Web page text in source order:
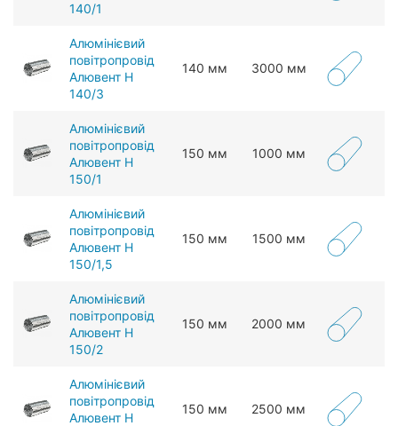
140/1
Алюмінієвий
повітропровід
Алювент Н
140/3
140 мм 3000 мм
Алюмінієвий
повітропровід
Алювент Н
150/1
150 мм 1000 мм
Алюмінієвий
повітропровід
Алювент Н
150/1,5
150 мм 1500 мм
Алюмінієвий
повітропровід
Алювент Н
150/2
150 мм 2000 мм
Алюмінієвий
повітропровід
Алювент Н
150 мм 2500 мм